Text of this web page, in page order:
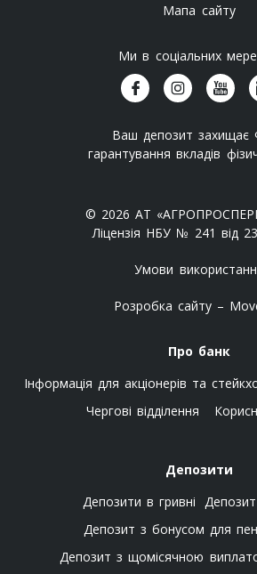
Мапа сайту
Ми в соціальних
Ваш депозит захищає
гарантування вкладів
© 2026 АТ
Ліцензія НБУ № 241 від
Умови
Розробка сайту –
Про банк
Інформація для акціонерів та
Чергові відділення
Депозити
Депозити в гривні
Депозит з бонусом для
Депозит з щомісячною